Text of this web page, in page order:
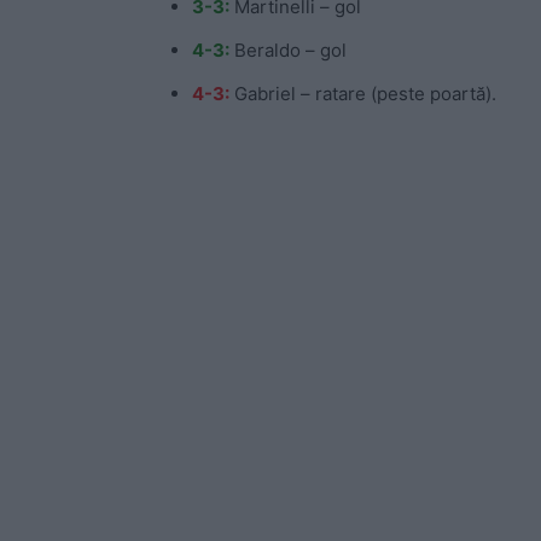
3-3: Martinelli – gol
4-3: Beraldo – gol
4-3: Gabriel – ratare (peste poartă).